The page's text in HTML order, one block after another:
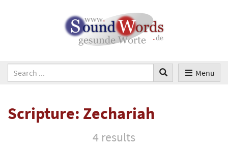
Menu
Scripture: Zechariah
4 results